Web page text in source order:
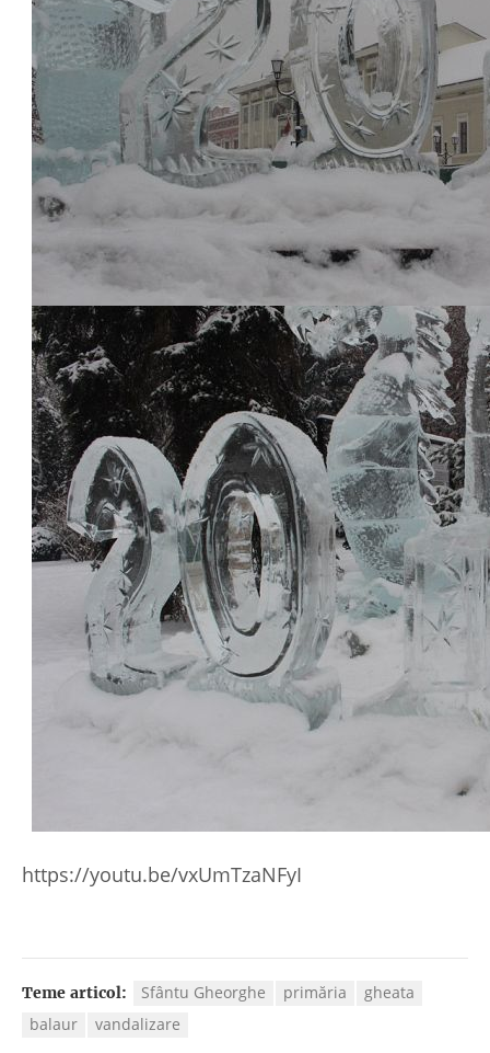
https://youtu.be/vxUmTzaNFyI
Teme articol: Sfântu Gheorghe primăria
gheata
balaur
vandalizare